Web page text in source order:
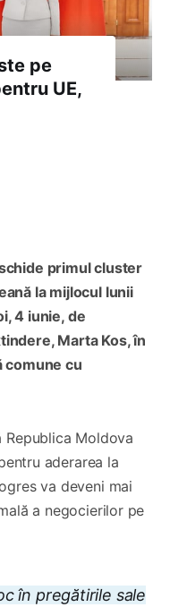
pe
UE,
primul cluster
la mijlocul lunii
4 iunie, de
Marta Kos, în
comune cu
Republica Moldova
aderarea la
va deveni mai
a negocierilor pe
în pregătirile sale